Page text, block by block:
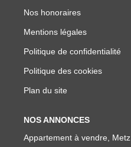
Nos honoraires
Mentions légales
Politique de confidentialité
Politique des cookies
Plan du site
NOS ANNONCES
Appartement à vendre, Metz